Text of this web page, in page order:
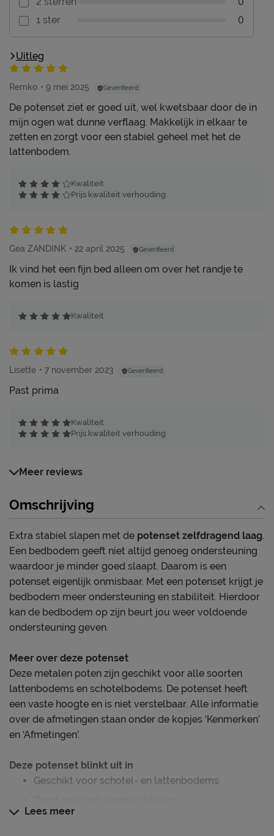
1 ster 0
Uitleg
Remko 9 mei 2025 Geverifieerd
De potenset ziet er goed uit, wel kwetsbaar door de in
mijn ogen wat dunne verflaag. Makkelijk in elkaar te
zetten en zorgt voor een stabiel geheel met het de
lattenbodem.
Kwaliteit
Prijs kwaliteit verhouding
Gea ZANDINK 22 april 2025 Geverifieerd
Ik vind het een fijn bed alleen om over het randje te
komen is lastig
Kwaliteit
Lisette 7 november 2023 Geverifieerd
Past prima
Kwaliteit
Prijs kwaliteit verhouding
Meer reviews
Omschrijving
Extra stabiel slapen met de potenset zelfdragend laag.
Een bedbodem geeft niet altijd genoeg ondersteuning
waardoor je minder goed slaapt. Daarom is een
potenset eigenlijk onmisbaar. Met een potenset krijgt je
bedbodem meer ondersteuning en stabiliteit. Hierdoor
kan de bedbodem op zijn beurt jou weer voldoende
ondersteuning geven.
Meer over deze potenset
Deze metalen poten zijn geschikt voor alle soorten
lattenbodems en schotelbodems. De potenset heeft
een vaste hoogte en is niet verstelbaar. Alle informatie
over de afmetingen staan onder de kopjes ‘Kenmerken’
en ‘Afmetingen’.
Deze potenset blinkt uit in
Geschikt voor schotel- en lattenbodems
Lees meer